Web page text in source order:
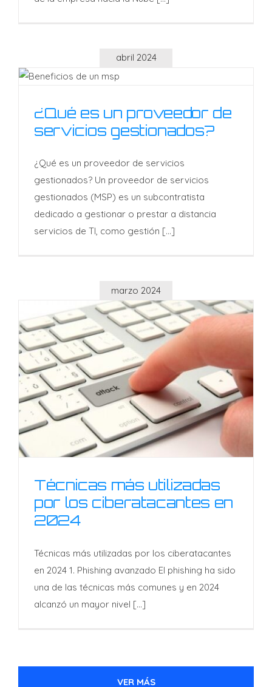
abril 2024
¿Qué es un proveedor de
servicios gestionados?
¿Qué es un proveedor de
servicios gestionados?
¿Qué es un proveedor de servicios
gestionados? Un proveedor de servicios
gestionados (MSP) es un subcontratista
dedicado a gestionar o prestar a distancia
servicios de TI, como gestión [...]
marzo 2024
por los ciberatacantes en
2024
Técnicas más utilizadas
por los ciberatacantes en
2024
Técnicas más utilizadas por los ciberatacantes
en 2024 1. Phishing avanzado El phishing ha sido
una de las técnicas más comunes y en 2024
alcanzó un mayor nivel [...]
VER MÁS